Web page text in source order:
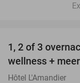
TODAY
1, 2 of 3
wellness +
Hôtel L'Amandier